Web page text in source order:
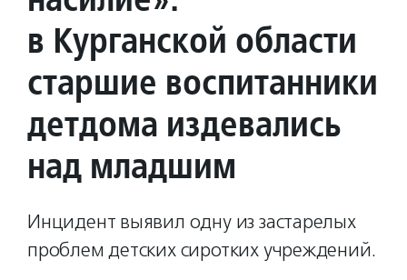
в Курганской области
старшие воспитанники
детдома издевались
над младшим
Инцидент выявил одну из застарелых
проблем детских сиротких учреждений.